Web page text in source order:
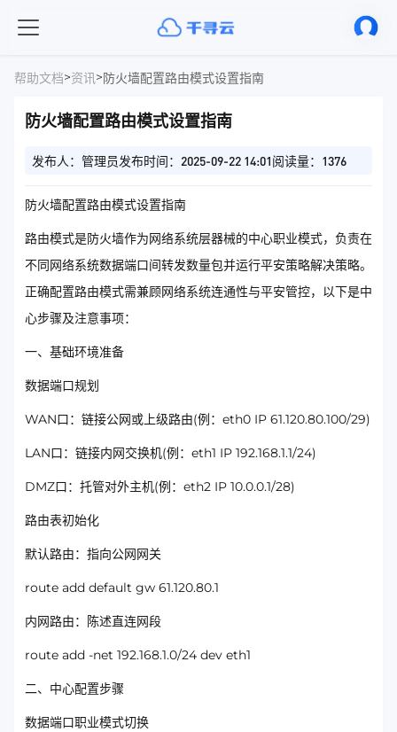
帮助文档>资讯>防火墙配置路由模式设置指南
防火墙配置路由模式设置指南
发布人：管理员发布时间：2025-09-22 14:01阅读量：1376
防火墙配置路由模式设置指南
路由模式是防火墙作为网络系统层器械的中心职业模式，负责在
不同网络系统数据端口间转发数量包并运行平安策略解决策略。
正确配置路由模式需兼顾网络系统连通性与平安管控，以下是中
心步骤及注意事项：
一、基础环境准备
数据端口规划
WAN口：链接公网或上级路由(例：eth0 IP 61.120.80.100/29)
LAN口：链接内网交换机(例：eth1 IP 192.168.1.1/24)
DMZ口：托管对外主机(例：eth2 IP 10.0.0.1/28)
路由表初始化
默认路由：指向公网网关
route add default gw 61.120.80.1
内网路由：陈述直连网段
route add -net 192.168.1.0/24 dev eth1
二、中心配置步骤
数据端口职业模式切换